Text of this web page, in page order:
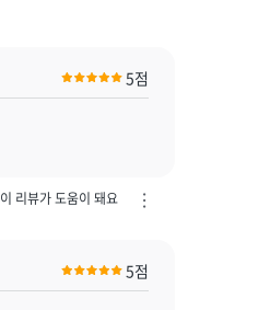
5점
이 리뷰가 도움이 돼요
차
기
/
5점